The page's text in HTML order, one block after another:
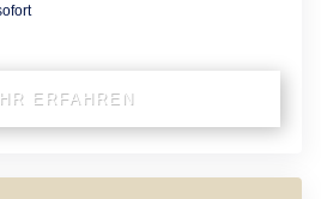
ERFAHREN